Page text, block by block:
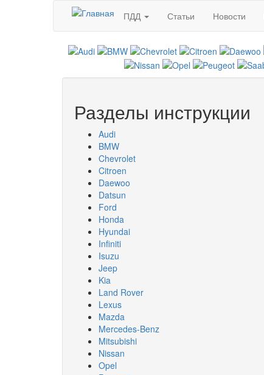
Перейти к основному содержанию
ПДД
Статьи Новости
Разделы инструкции
Audi
BMW
Chevrolet
Citroen
Daewoo
Datsun
Ford
Honda
Hyundai
Infiniti
Isuzu
Jeep
Kia
Land Rover
Lexus
Mazda
Mercedes-Benz
Mitsubishi
Nissan
Opel